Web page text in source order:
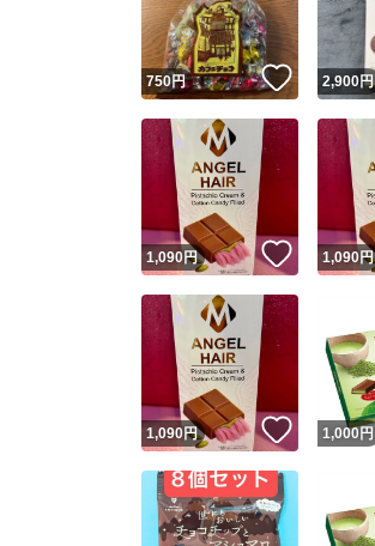
750円 いいね！
2,900円
1,090円 いいね！
1,090円
1,090円 いいね！
1,000 円